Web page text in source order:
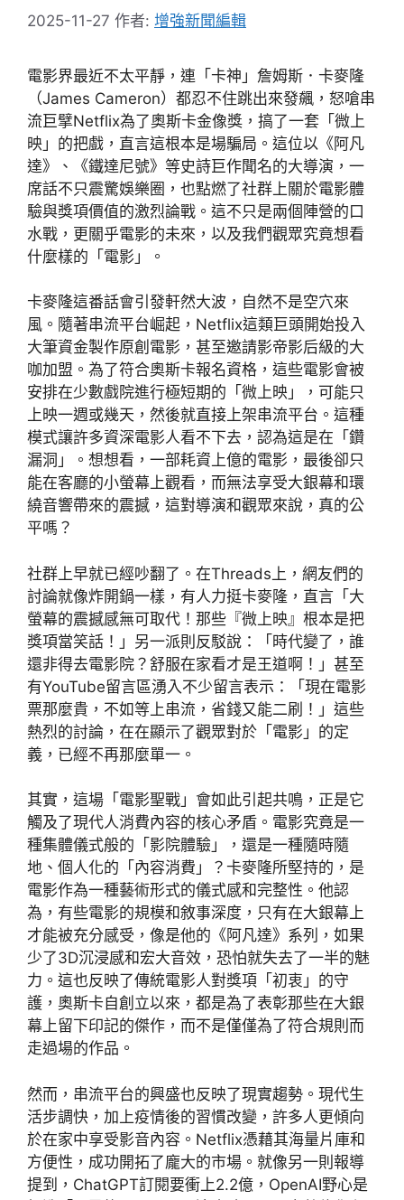
2025-11-27 作者: 增強新聞編輯
電影界最近不太平靜，連「卡神」詹姆斯．卡麥隆
（James Cameron）都忍不住跳出來發飆，怒嗆串
流巨擘Netflix為了奧斯卡金像獎，搞了一套「微上
映」的把戲，直言這根本是場騙局。這位以《阿凡
達》、《鐵達尼號》等史詩巨作聞名的大導演，一
席話不只震驚娛樂圈，也點燃了社群上關於電影體
驗與獎項價值的激烈論戰。這不只是兩個陣營的口
水戰，更關乎電影的未來，以及我們觀眾究竟想看
什麼樣的「電影」。
卡麥隆這番話會引發軒然大波，自然不是空穴來
風。隨著串流平台崛起，Netflix這類巨頭開始投入
大筆資金製作原創電影，甚至邀請影帝影后級的大
咖加盟。為了符合奧斯卡報名資格，這些電影會被
安排在少數戲院進行極短期的「微上映」，可能只
上映一週或幾天，然後就直接上架串流平台。這種
模式讓許多資深電影人看不下去，認為這是在「鑽
漏洞」。想想看，一部耗資上億的電影，最後卻只
能在客廳的小螢幕上觀看，而無法享受大銀幕和環
繞音響帶來的震撼，這對導演和觀眾來說，真的公
平嗎？
社群上早就已經吵翻了。在Threads上，網友們的
討論就像炸開鍋一樣，有人力挺卡麥隆，直言「大
螢幕的震撼感無可取代！那些『微上映』根本是把
獎項當笑話！」另一派則反駁說：「時代變了，誰
還非得去電影院？舒服在家看才是王道啊！」甚至
有YouTube留言區湧入不少留言表示：「現在電影
票那麼貴，不如等上串流，省錢又能二刷！」這些
熱烈的討論，在在顯示了觀眾對於「電影」的定
義，已經不再那麼單一。
其實，這場「電影聖戰」會如此引起共鳴，正是它
觸及了現代人消費內容的核心矛盾。電影究竟是一
種集體儀式般的「影院體驗」，還是一種隨時隨
地、個人化的「內容消費」？卡麥隆所堅持的，是
電影作為一種藝術形式的儀式感和完整性。他認
為，有些電影的規模和敘事深度，只有在大銀幕上
才能被充分感受，像是他的《阿凡達》系列，如果
少了3D沉浸感和宏大音效，恐怕就失去了一半的魅
力。這也反映了傳統電影人對獎項「初衷」的守
護，奧斯卡自創立以來，都是為了表彰那些在大銀
幕上留下印記的傑作，而不是僅僅為了符合規則而
走過場的作品。
然而，串流平台的興盛也反映了現實趨勢。現代生
活步調快，加上疫情後的習慣改變，許多人更傾向
於在家中享受影音內容。Netflix憑藉其海量片庫和
方便性，成功開拓了龐大的市場。就像另一則報導
提到，ChatGPT訂閱要衝上2.2億，OpenAI野心是